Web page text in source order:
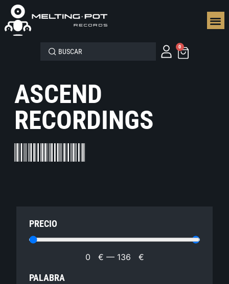
0
ASCEND
RECORDINGS
PRECIO
0 € — 136 €
PALABRA